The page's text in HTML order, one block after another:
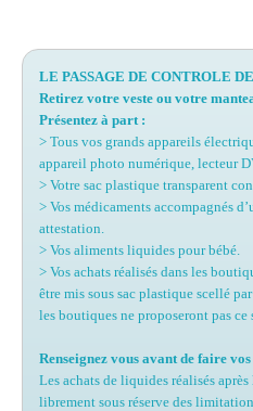
LE PASSAGE DE CONTROLE
Retirez votre veste ou votre
Présentez à part :
> Tous vos grands appareils
appareil photo numérique, lecteur
> Votre sac plastique transparent
> Vos médicaments accompagnés
attestation.
> Vos aliments liquides pour bébé.
> Vos achats réalisés dans les
être mis sous sac plastique scellé
les boutiques ne proposeront pas ce
Renseignez vous avant de faire
Les achats de liquides réalisés
librement sous réserve des